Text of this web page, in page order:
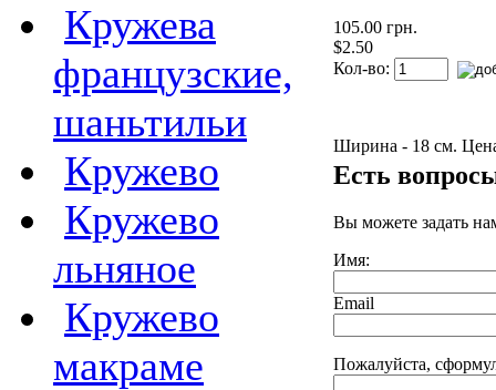
Кружева
французские,
шаньтильи
Кружево
Кружево
льняное
Кружево
макраме
105.00 грн.
$2.50
Кол-во:
Ширина - 18 см.
Есть
Вы можете задать
Имя:
Email
Пожалуйста,